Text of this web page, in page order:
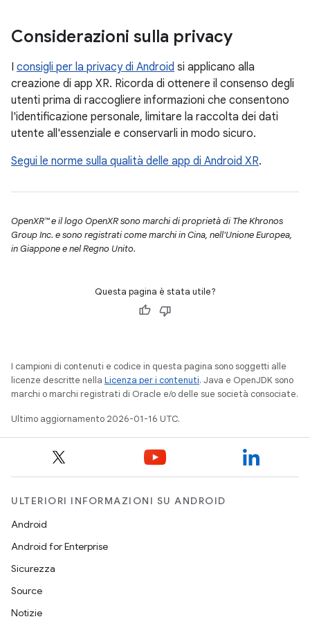
Considerazioni sulla privacy
I consigli per la privacy di Android si applicano alla
creazione di app XR. Ricorda di ottenere il consenso degli
utenti prima di raccogliere informazioni che consentono
l'identificazione personale, limitare la raccolta dei dati
utente all'essenziale e conservarli in modo sicuro.
Segui le norme sulla qualità delle app di Android XR.
OpenXR™ e il logo OpenXR sono marchi di proprietà di The Khronos
Group Inc. e sono registrati come marchi in Cina, nell'Unione Europea,
in Giappone e nel Regno Unito.
Questa pagina è stata utile?
I campioni di contenuti e codice in questa pagina sono soggetti alle
licenze descritte nella Licenza per i contenuti. Java e OpenJDK sono
marchi o marchi registrati di Oracle e/o delle sue società consociate.
Ultimo aggiornamento 2026-01-16 UTC.
ULTERIORI INFORMAZIONI SU ANDROID
Android
Android for Enterprise
Sicurezza
Source
Notizie